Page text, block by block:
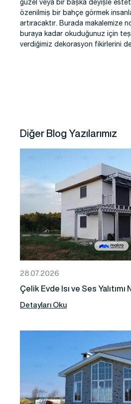
güzel veya bir başka deyişle
özenilmiş bir bahçe görmek
artıracaktır. Burada makalemize
buraya kadar okuduğunuz için
verdiğimiz dekorasyon fikirlerini
Diğer Blog Yazılarımız
28.07.2026
Çelik Evde Isı ve Ses Yalıtımı
Detayları Oku